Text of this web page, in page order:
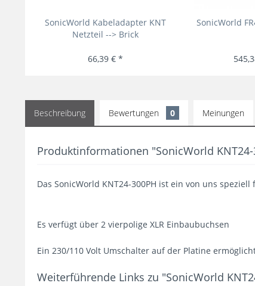
SonicWorld Kabeladapter KNT
Netzteil --> Brick
66,39 € *
SonicWorld
Beschreibung Bewertungen 0 Meinungen
Produktinformationen "SonicWorld KNT24-
Das SonicWorld KNT24-300PH ist ein von uns
Es verfügt über 2 vierpolige XLR Einbaubuchsen
Ein 230/110 Volt Umschalter auf der Platine
Weiterführende Links zu "SonicWorld